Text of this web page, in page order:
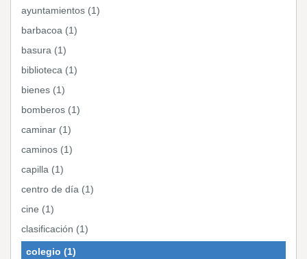
ayuntamientos (1)
barbacoa (1)
basura (1)
biblioteca (1)
bienes (1)
bomberos (1)
caminar (1)
caminos (1)
capilla (1)
centro de día (1)
cine (1)
clasificación (1)
colegio (1)